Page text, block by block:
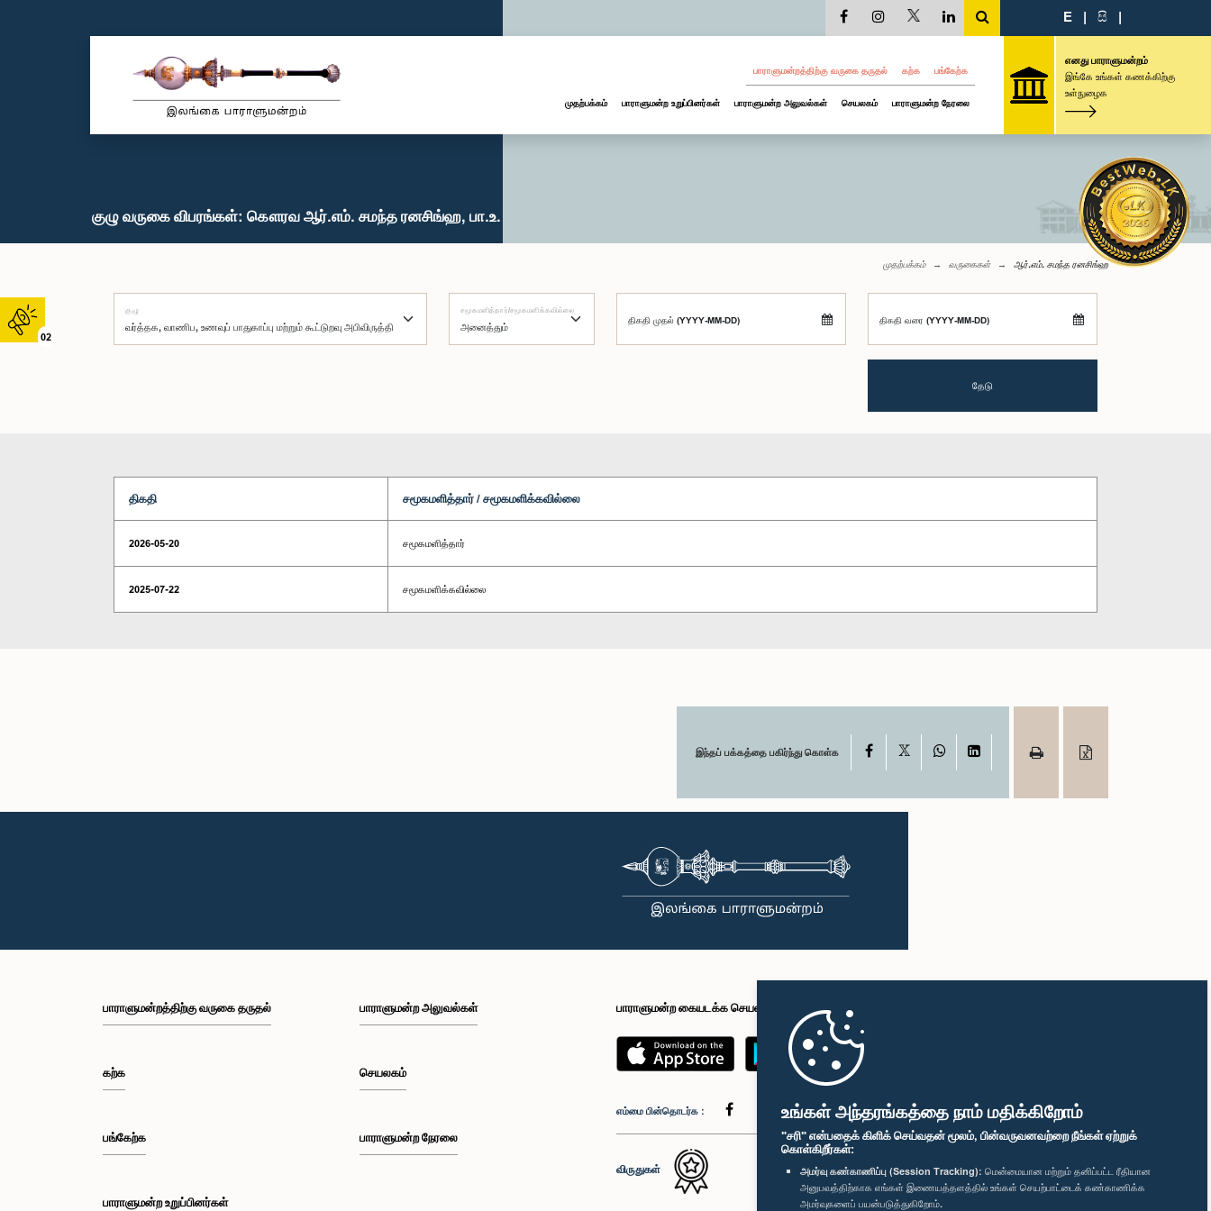
உங்கள் அந்தரங்கத்தை நாம் மதிக்கிறோம்
"சரி" என்பதைக் கிளிக் செய்வதன் மூலம், பின்வருவனவற்றை நீங்கள் ஏற்றுக்
கொள்கிறீர்கள்:
அமர்வு கண்காணிப்பு (Session Tracking): மென்மையான மற்றும் தனிப்பட்ட ரீதியான
அனுபவத்திற்காக எங்கள் இணையத்தளத்தில் உங்கள் செயற்பாட்டைக் கண்காணிக்க
அமர்வுகளைப் பயன்படுத்துகிறோம்.
02
E | සි |
பாராளுமன்றத்திற்கு வருகை தருதல் கற்க பங்கேற்க
முதற்பக்கம் பாராளுமன்ற உறுப்பினர்கள் பாராளுமன்ற அலுவல்கள் செயலகம் பாராளுமன்ற நேரலை
எனது பாராளுமன்றம்
இங்கே உங்கள் கணக்கிற்கு
உள்நுழைக
குழு வருகை விபரங்கள்: கௌரவ ஆர்.எம். சமந்த ரனசிங்ஹ, பா.உ.
முதற்பக்கம் வருகைகள் ஆர்.எம். சமந்த ரனசிங்ஹ
குழு சமூகமளித்தார்/சமூகமளிக்கவில்லை
திகதி முதல் (YYYY-MM-DD) திகதி வரை (YYYY-MM-DD)
தேடு
திகதி சமூகமளித்தார் / சமூகமளிக்கவில்லை
2026-05-20 சமூகமளித்தார்
2025-07-22 சமூகமளிக்கவில்லை
இந்தப் பக்கத்தை பகிர்ந்து கொள்க Facebook WhatsAppLinkedIn
பாராளுமன்றத்திற்கு வருகை தருதல்
கற்க
பங்கேற்க
பாராளுமன்ற உறுப்பினர்கள்
பாராளுமன்ற அலுவல்கள்
செயலகம்
பாராளுமன்ற நேரலை
பாராளுமன்ற கையடக்க செயலி
எம்மை பின்தொடர்க :
விருதுகள்